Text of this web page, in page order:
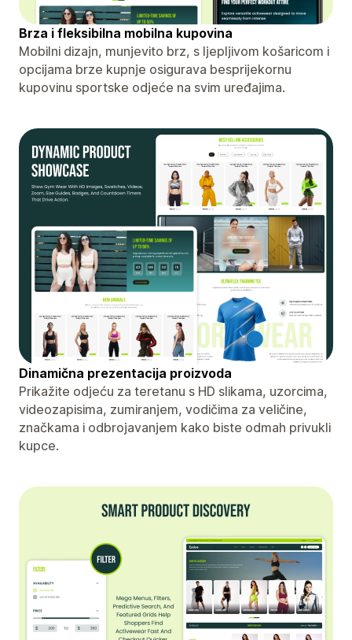
Brza i fleksibilna mobilna kupovina
Mobilni dizajn, munjevito brz, s ljepljivom košaricom i
opcijama brze kupnje osigurava besprijekornu
kupovinu sportske odjeće na svim uređajima.
Dinamična prezentacija proizvoda
Prikažite odjeću za teretanu s HD slikama, uzorcima,
videozapisima, zumiranjem, vodičima za veličine,
značkama i odbrojavanjem kako biste odmah privukli
kupce.